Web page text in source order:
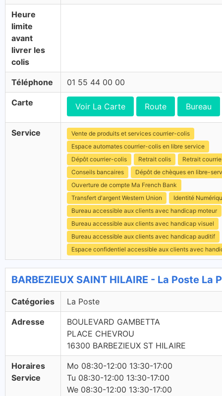
Heure
limite
avant
livrer les
colis
Téléphone 01 55 44 00 00
Carte Voir La Carte Route Bureau
Service
Vente de produits et services courrier-colis
Espace automates courrier-colis en libre service
Dépôt courrier-colis
Retrait colis
Retrait
Conseils bancaires
Dépôt de chèques en libre-
Ouverture de compte Ma French Bank
Transfert d'argent Western Union
Identité
Bureau accessible aux clients avec handicap moteur
Bureau accessible aux clients avec handicap visuel
Bureau accessible aux clients avec handicap auditif
Espace confidentiel accessible aux clients avec
BARBEZIEUX SAINT HILAIRE - La Poste La
Catégories La Poste
Adresse
BOULEVARD GAMBETTA
PLACE CHEVROU
16300 BARBEZIEUX ST HILAIRE
Horaires
Service
Mo 08:30-12:00 13:30-17:00
Tu 08:30-12:00 13:30-17:00
We 08:30-12:00 13:30-17:00